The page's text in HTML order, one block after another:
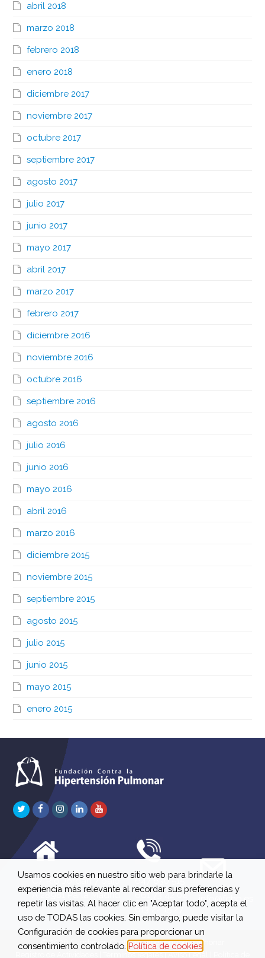
abril 2018
marzo 2018
febrero 2018
enero 2018
diciembre 2017
noviembre 2017
octubre 2017
septiembre 2017
agosto 2017
julio 2017
junio 2017
mayo 2017
abril 2017
marzo 2017
febrero 2017
diciembre 2016
noviembre 2016
octubre 2016
septiembre 2016
agosto 2016
julio 2016
junio 2016
mayo 2016
abril 2016
marzo 2016
diciembre 2015
noviembre 2015
septiembre 2015
agosto 2015
julio 2015
junio 2015
mayo 2015
enero 2015
TwitterFacebook
Instagram
LinkedInYoutube
C/ Río Jordán 7 bajo
A 28981 Parla Madrid
647 630 515
661 73 42 04
613 22 15 27
info@fchp.es
© 2026 Fundación Contra la Hipertensión Pulmonar
Términos legales|Aviso Legal
Usamos cookies en nuestro sitio web para brindarle la
experiencia más relevante al recordar sus preferencias y
repetir las visitas. Al hacer clic en "Aceptar todo", acepta el
uso de TODAS las cookies. Sin embargo, puede visitar la
Configuración de cookies para proporcionar un
consentimiento controlado. Política de cookies